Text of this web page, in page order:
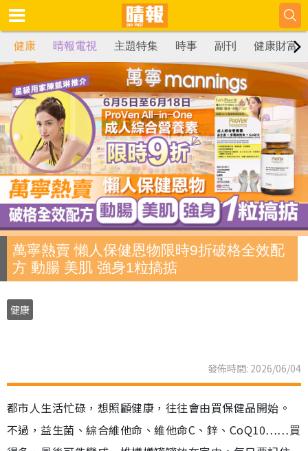
健康 晴報電視 主題特集 時事 副刊 健康財富
萬寧熱賣 懶人保健恩物限時9折破格全效配
方 動腸 美肌 強身1粒搞掂
健康
發佈時間: 2026/06/04
都市人生活忙碌，想照顧健康，往往會由買保健品開始。
不過，益生菌、綜合維他命、維他命C、鋅、CoQ10……買